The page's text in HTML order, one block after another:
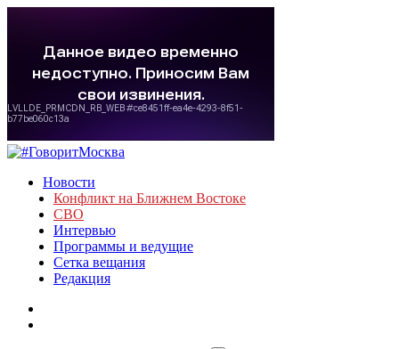
Новости
Конфликт на Ближнем Востоке
СВО
Интервью
Программы и ведущие
Сетка вещания
Редакция